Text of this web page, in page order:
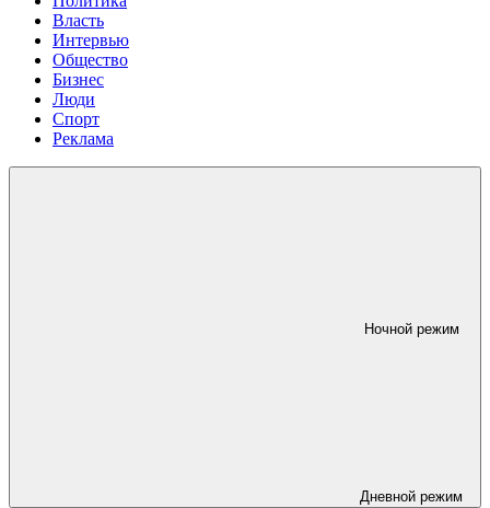
Власть
Интервью
Общество
Бизнес
Люди
Спорт
Реклама
Ночной режим
Дневной режим